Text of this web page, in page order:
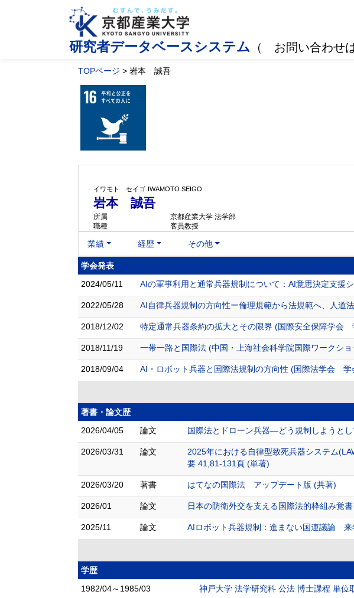
研究者データベースシステム （ お問い合わせ
TOPページ > 岩本 誠吾
イワモト セイゴ IWAMOTO SEIGO
岩本 誠吾
所属
京都産業大学 法学部
職種
客員教授
業績 経歴 その他
学会発表
2024/05/11
AIの軍事利用と通常兵器規制について：AI意思決定支援
2022/05/28 AI自律兵器規制の方向性ー倫理規範から法規範へ、人
2018/12/02 特定通常兵器条約の拡大とその限界 (国際安全保障学会
2018/11/19 一帯一路と国際法 (中国・上海社会科学院国際ワークシ
2018/09/04 AI・ロボット兵器と国際法規制の方向性 (国際法学会 学
著書・論文歴
2026/04/05
論文 国際法とドローン兵器―どう規制しようと
2026/03/31 論文
2025年における自律型致死兵器システム
要 41,81-131頁 (単著)
2026/03/20 著書 はてなの国際法 アップデート版 (共著)
2026/01 論文 日本の防衛外交を支える国際法的枠組み覚
2025/11 論文 AIロボット兵器規制：進まない国連議論
学歴
1982/04～1985/03
神戸大学 法学研究科 公法 博士課程 単位